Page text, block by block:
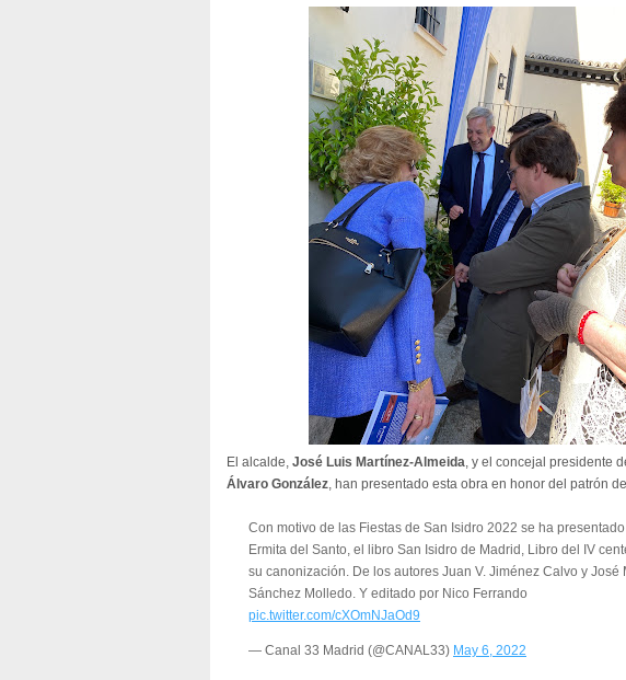
El alcalde, José Luis Martínez-Almeida, y el concejal presidente
Álvaro González, han presentado esta obra en honor del patrón
Con motivo de las Fiestas de San Isidro 2022 se ha
Ermita del Santo, el libro San Isidro de Madrid, Libro del IV
su canonización. De los autores Juan V. Jiménez Calvo y José
Sánchez Molledo. Y editado por Nico Ferrando
pic.twitter.com/cXOmNJaOd9
— Canal 33 Madrid (@CANAL33) May 6, 2022